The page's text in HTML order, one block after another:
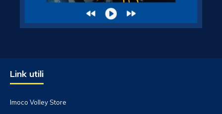
Link utili
Imoco Volley Store